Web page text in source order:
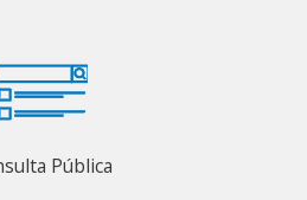
Pública